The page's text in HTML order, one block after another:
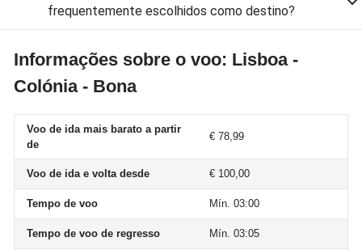
frequentemente escolhidos como destino?
Informações sobre o voo: Lisboa -
Colónia - Bona
Voo de ida mais barato a partir
de
€ 78,99
Voo de ida e volta desde € 100,00
Tempo de voo Mín. 03:00
Tempo de voo de regresso Mín. 03:05